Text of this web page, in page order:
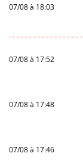
07/08 à 18:03
07/08 à 17:52
07/08 à 17:48
07/08 à 17:46